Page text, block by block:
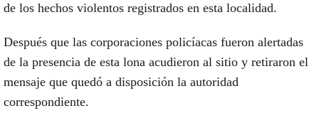
de los hechos violentos registrados en esta localidad.
Después que las corporaciones policíacas fueron alertadas
de la presencia de esta lona acudieron al sitio y retiraron el
mensaje que quedó a disposición la autoridad
correspondiente.